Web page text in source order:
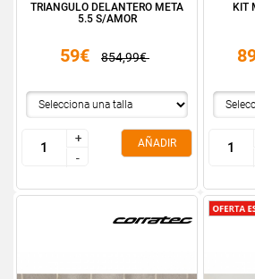
TRIANGULO DELANTERO META
5.5 S/AMOR
59€ 854,99€
+
-
+
-
AÑADIR
KIT